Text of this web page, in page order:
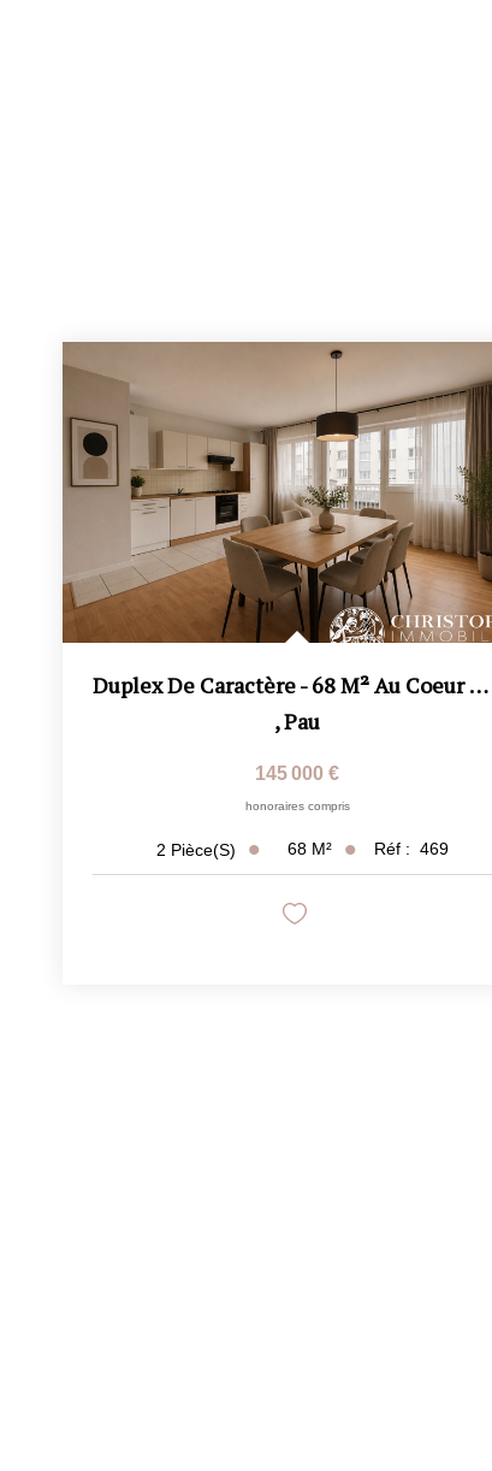
Duplex De Caractère - 68 M² Au Coeur De Pau
,Pau
145 000 €
honoraires compris
2 Pièce(s) 68 M² Réf : 469